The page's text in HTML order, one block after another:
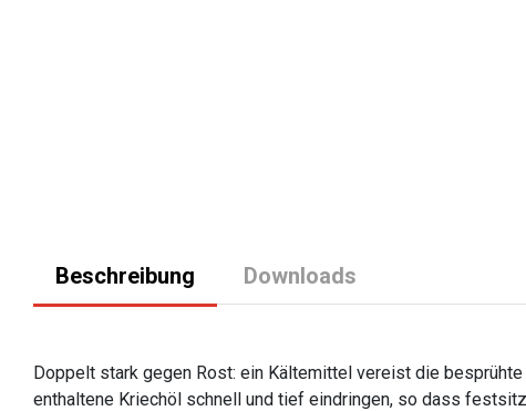
Beschreibung Downloads
Doppelt stark gegen Rost: ein Kältemittel vereist die
enthaltene Kriechöl schnell und tief eindringen, so dass